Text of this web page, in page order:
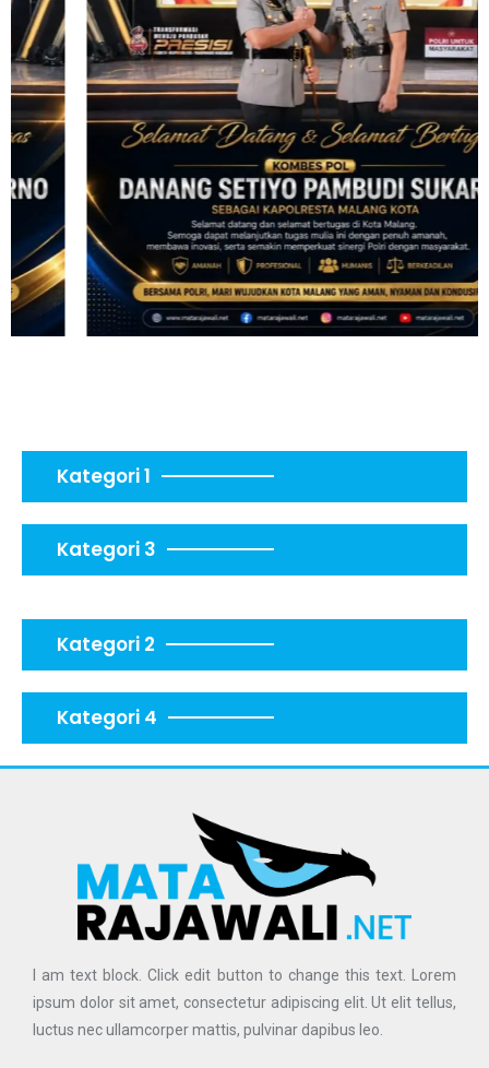
Kategori 1
Kategori 3
Kategori 2
Kategori 4
I am text block. Click edit button to change this text. Lorem
ipsum dolor sit amet, consectetur adipiscing elit. Ut elit tellus,
luctus nec ullamcorper mattis, pulvinar dapibus leo.